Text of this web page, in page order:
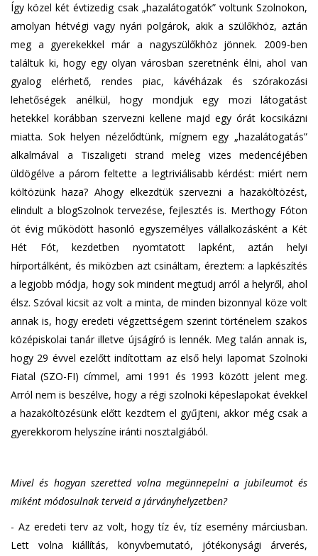
Így közel két évtizedig csak „hazalátogatók” voltunk Szolnokon,
amolyan hétvégi vagy nyári polgárok, akik a szülőkhöz, aztán
meg a gyerekekkel már a nagyszülőkhöz jönnek. 2009-ben
találtuk ki, hogy egy olyan városban szeretnénk élni, ahol van
gyalog elérhető, rendes piac, kávéházak és szórakozási
lehetőségek anélkül, hogy mondjuk egy mozi látogatást
hetekkel korábban szervezni kellene majd egy órát kocsikázni
miatta. Sok helyen nézelődtünk, mígnem egy „hazalátogatás”
alkalmával a Tiszaligeti strand meleg vizes medencéjében
üldögélve a párom feltette a legtriviálisabb kérdést: miért nem
költözünk haza? Ahogy elkezdtük szervezni a hazaköltözést,
elindult a blogSzolnok tervezése, fejlesztés is. Merthogy Fóton
öt évig működött hasonló egyszemélyes vállalkozásként a Két
Hét Fót, kezdetben nyomtatott lapként, aztán helyi
hírportálként, és miközben azt csináltam, éreztem: a lapkészítés
a legjobb módja, hogy sok mindent megtudj arról a helyről, ahol
élsz. Szóval kicsit az volt a minta, de minden bizonnyal köze volt
annak is, hogy eredeti végzettségem szerint történelem szakos
középiskolai tanár illetve újságíró is lennék. Meg talán annak is,
hogy 29 évvel ezelőtt indítottam az első helyi lapomat Szolnoki
Fiatal (SZO-FI) címmel, ami 1991 és 1993 között jelent meg.
Arról nem is beszélve, hogy a régi szolnoki képeslapokat évekkel
a hazaköltözésünk előtt kezdtem el gyűjteni, akkor még csak a
gyerekkorom helyszíne iránti nosztalgiából.
Mivel és hogyan szeretted volna megünnepelni a jubileumot és
miként módosulnak terveid a járványhelyzetben?
- Az eredeti terv az volt, hogy tíz év, tíz esemény márciusban.
Lett volna kiállítás, könyvbemutató, jótékonysági árverés,